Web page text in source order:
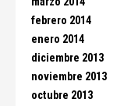
febrero 2014
enero 2014
diciembre 2013
noviembre 2013
octubre 2013